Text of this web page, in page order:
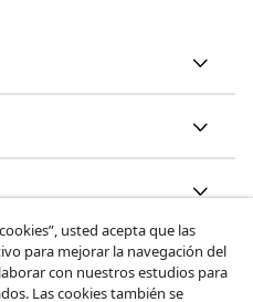
usted acepta que las
para mejorar la navegación del
con nuestros estudios para
Las cookies también se